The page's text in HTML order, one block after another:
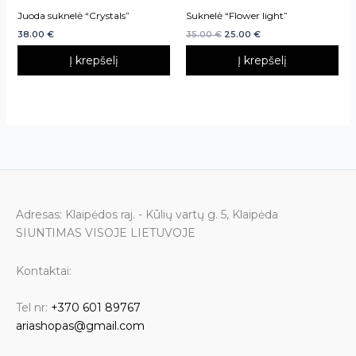
Juoda suknelė “Crystals”
38.00 €
Į krepšelį
Suknelė “Flower light”
35.00€ 25.00 €
Į krepšelį
Adresas: Klaipėdos raj. - Kūlių vartų g. 5, Klaipėda
SIUNTIMAS VISOJE LIETUVOJE
Kontaktai:
Tel nr: +370 601 89767
ariashopas@gmail.com